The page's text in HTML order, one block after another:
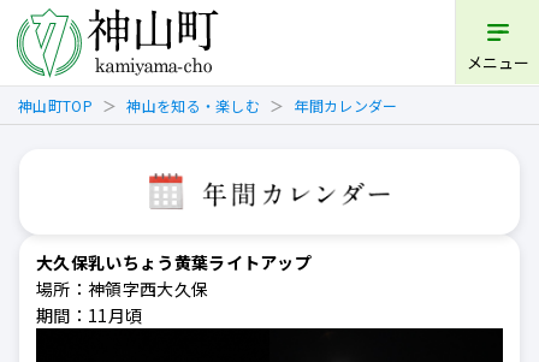
メニュー
神山町TOP 神山を知る・楽しむ 年間カレンダー
大久保乳いちょう黄葉ライトアップ
場所：神領字西大久保
期間：11月頃